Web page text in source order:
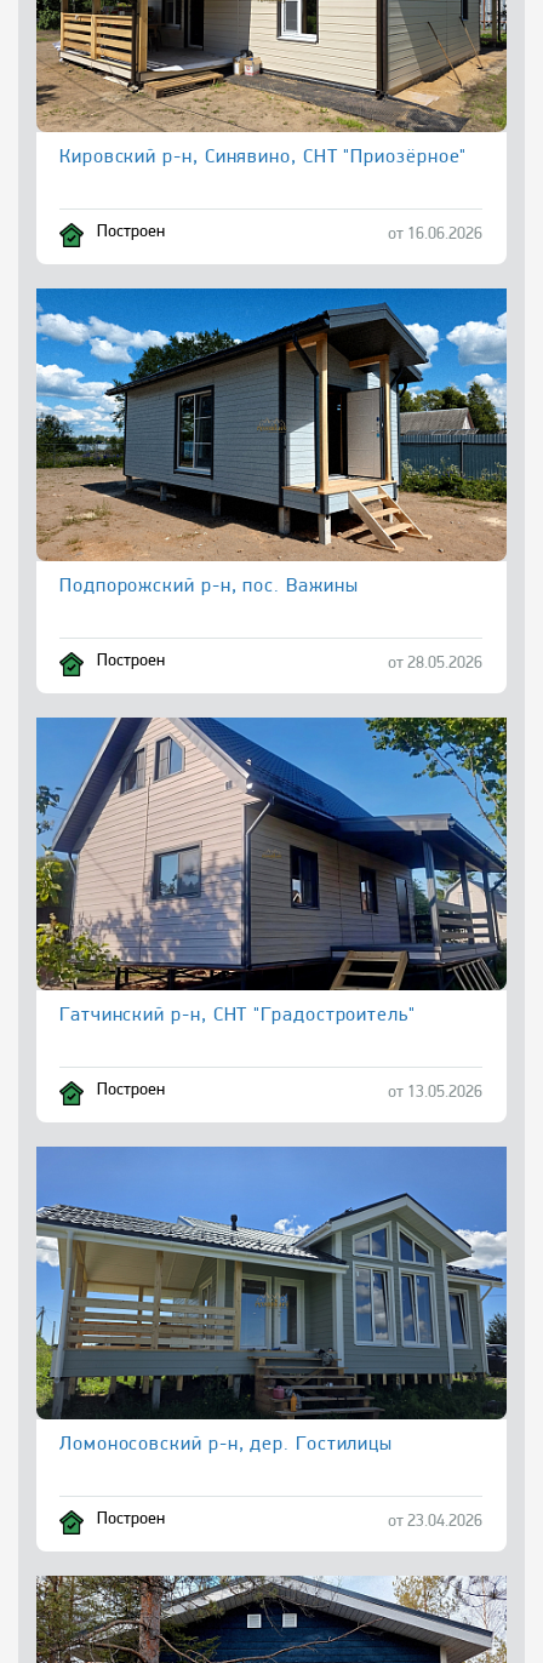
Кировский р-н, Синявино, СНТ "Приозёрное"
Построен от 16.06.2026
Подпорожский р-н, пос. Важины
Построен от 28.05.2026
Гатчинский р-н, СНТ "Градостроитель"
Построен от 13.05.2026
Ломоносовский р-н, дер. Гостилицы
Построен от 23.04.2026